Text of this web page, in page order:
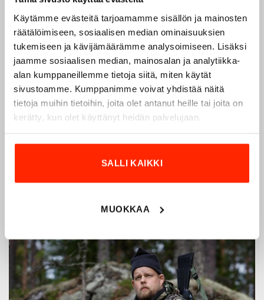
Käytämme evästeitä tarjoamamme sisällön ja mainosten
räätälöimiseen, sosiaalisen median ominaisuuksien
tukemiseen ja kävijämäärämme analysoimiseen. Lisäksi
jaamme sosiaalisen median, mainosalan ja analytiikka-
alan kumppaneillemme tietoja siitä, miten käytät
sivustoamme. Kumppanimme voivat yhdistää näitä
tietoja muihin tietoihin, joita olet antanut heille tai joita on
kerätty, kun olet käyttänyt heidän palvelujaan.
SALLI KAIKKI
MUOKKAA
Origopro – Suomalainen laatumerkki vuodesta
1975
Origoproon suomalainen turvallisuus- ja
ulkoiluvaatetukseen erikoistunut yritys, joka on toiminut
vuodesta 1975. Origoprovalmistaa laadukkaita vaatteita,
jotka on kehitetty vuosikymmenten kokemuksella
puolustusvoimien ja poliisin sopimusvalmistajana.
innovoimaan entistä parempia ratkaisuja.